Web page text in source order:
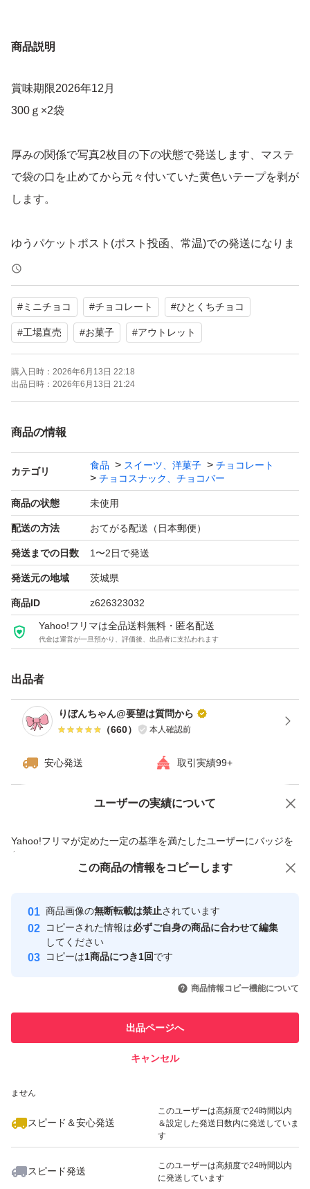
商品説明
賞味期限2026年12月
300ｇ×2袋
厚みの関係で写真2枚目の下の状態で発送します、マステ
で袋の口を止めてから元々付いていた黄色いテープを剥が
します。
ゆうパケットポスト(ポスト投函、常温)での発送になりま
す。
なるべく夕方の集荷前にポスト投函しますがその後の発送
中に日中暑い日もあるので解ける可能性もありますので理
解の上お願いします。
厚みがギリギリのため緩衝材なしのビニール袋での梱包に
なります。
ださい。
理解のあるかたのみご購入をお願い致します。
出品者都合で削除、再出品する事があります。
出品中以外の物は基本的には在庫ありません。
soldout品の在庫の問い合わせ、値下げ交渉、受け取り通
知できない方、ブロックします。
#ミニチョコ #チョコレート #ひとくちチョコ
#工場直売 #お菓子 #アウトレット
購入日時： 2026年6月13日 22:18
出品日時： 2026年6月13日 21:24
商品の情報
カテゴリ
食品 スイーツ、洋菓子
チョコレート
チョコスナック、チョコバー
商品の状態 未使用
配送の方法 おてがる配送（日本郵便）
発送までの日数 1〜2日で発送
発送元の地域 茨城県
商品ID z626323032
Yahoo!フリマは全品送料無料・匿名配送
代金は運営が一旦預かり、評価後、出品者に支払われます
出品者
りぼんちゃん@要望は質問から
（660） 本人確認前
安心発送 取引実績99+
ユーザーの実績について
Yahoo!フリマが定めた一定の基準を満たしたユーザーにバッジを
付与しています
安心取引出品者
心・安全なユーザーです
取引実績
引を完了させた実績があります
での取引実績があります
ません
スピード＆安心発送
このユーザーは高頻度で24時間以内
＆設定した発送日数内に発送していま
す
スピード発送
このユーザーは高頻度で24時間以内
に発送しています
価格の相談 商品への質問
この商品の情報をコピーします
商品画像の無断転載は禁止されています
コピーされた情報は必ずご自身の商品に合わせて編集
してください
コピーは1商品につき1回です
商品情報コピー機能について
出品ページへ
キャンセル
この商品をみている人にオススメ
いいね！
1,150